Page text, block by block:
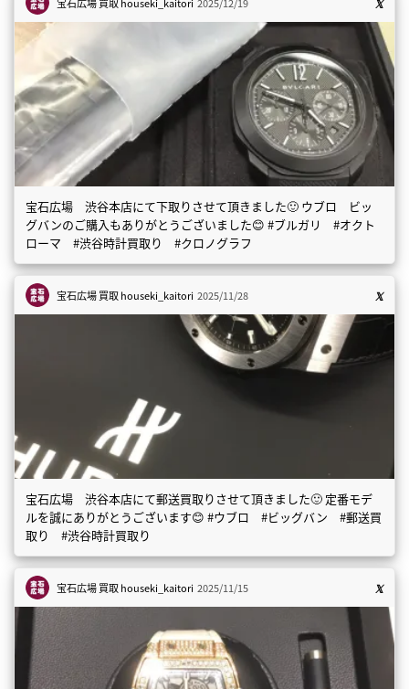
宝石広場 渋谷本店にて下取りさせて頂きました🙂 ウブロ ビッ
グバンのご購入もありがとうございました😊 #ブルガリ #オクト
ローマ #渋谷時計買取り #クロノグラフ
宝石広場 買取houseki_kaitori 2025/11/28
宝石広場 渋谷本店にて郵送買取りさせて頂きました🙂 定番モデ
ルを誠にありがとうございます😊 #ウブロ #ビッグバン #郵送買
取り #渋谷時計買取り
宝石広場 買取houseki_kaitori 2025/11/15